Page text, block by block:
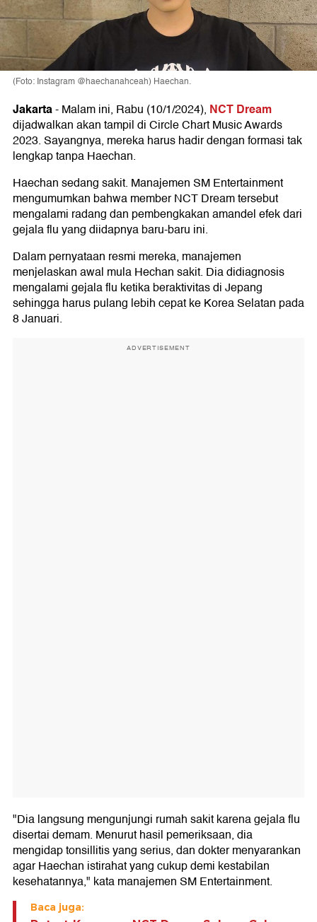
(Foto: Instagram @haechanahceah) Haechan.
Jakarta-Malam ini, Rabu (10/1/2024), NCT Dream
dijadwalkan akan tampil di Circle Chart Music Awards
2023. Sayangnya, mereka harus hadir dengan formasi tak
lengkap tanpa Haechan.
Haechan sedang sakit. Manajemen SM Entertainment
mengumumkan bahwa member NCT Dream tersebut
mengalami radang dan pembengkakan amandel efek dari
gejala flu yang diidapnya baru-baru ini.
Dalam pernyataan resmi mereka, manajemen
menjelaskan awal mula Hechan sakit. Dia didiagnosis
mengalami gejala flu ketika beraktivitas di Jepang
sehingga harus pulang lebih cepat ke Korea Selatan pada
8 Januari.
ADVERTISEMENT
"Dia langsung mengunjungi rumah sakit karena gejala flu
disertai demam. Menurut hasil pemeriksaan, dia
mengidap tonsillitis yang serius, dan dokter menyarankan
agar Haechan istirahat yang cukup demi kestabilan
kesehatannya," kata manajemen SM Entertainment.
Baca juga: